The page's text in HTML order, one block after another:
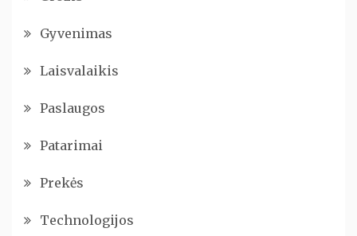
Gyvenimas
Laisvalaikis
Paslaugos
Patarimai
Prekės
Technologijos